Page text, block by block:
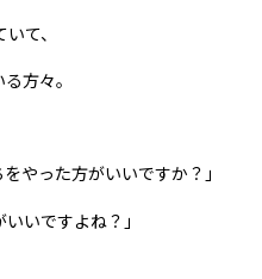
て、
方々。
やった方がいいですか？」
いですよね？」